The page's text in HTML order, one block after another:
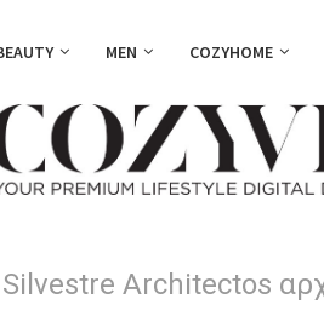
MEN COZYHOME
Architectos